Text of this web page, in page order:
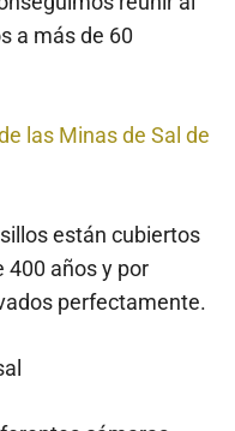
a más de 60
están cubiertos
400 años y por
perfectamente.